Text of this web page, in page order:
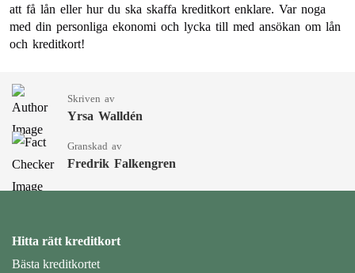
att få lån eller hur du ska skaffa kreditkort enklare. Var noga
med din personliga ekonomi och lycka till med ansökan om lån
och kreditkort!
Skriven av
Yrsa Walldén
Granskad av
Fredrik Falkengren
Hitta rätt kreditkort
Bästa kreditkortet